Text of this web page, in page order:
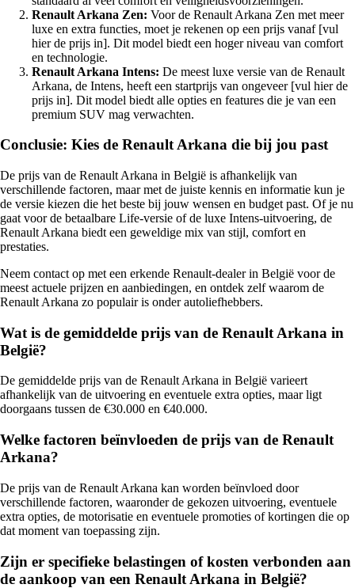
Renault Arkana Zen: Voor de Renault Arkana Zen met meer
luxe en extra functies, moet je rekenen op een prijs vanaf [vul
hier de prijs in]. Dit model biedt een hoger niveau van comfort
en technologie.
Renault Arkana Intens: De meest luxe versie van de Renault
Arkana, de Intens, heeft een startprijs van ongeveer [vul hier de
prijs in]. Dit model biedt alle opties en features die je van een
premium SUV mag verwachten.
Conclusie: Kies de Renault Arkana die bij jou past
De prijs van de Renault Arkana in België is afhankelijk van
verschillende factoren, maar met de juiste kennis en informatie kun je
de versie kiezen die het beste bij jouw wensen en budget past. Of je nu
gaat voor de betaalbare Life-versie of de luxe Intens-uitvoering, de
Renault Arkana biedt een geweldige mix van stijl, comfort en
prestaties.
Neem contact op met een erkende Renault-dealer in België voor de
meest actuele prijzen en aanbiedingen, en ontdek zelf waarom de
Renault Arkana zo populair is onder autoliefhebbers.
Wat is de gemiddelde prijs van de Renault Arkana in
België?
De gemiddelde prijs van de Renault Arkana in België varieert
afhankelijk van de uitvoering en eventuele extra opties, maar ligt
doorgaans tussen de €30.000 en €40.000.
Welke factoren beïnvloeden de prijs van de Renault
Arkana?
De prijs van de Renault Arkana kan worden beïnvloed door
verschillende factoren, waaronder de gekozen uitvoering, eventuele
extra opties, de motorisatie en eventuele promoties of kortingen die op
dat moment van toepassing zijn.
Zijn er specifieke belastingen of kosten verbonden aan
de aankoop van een Renault Arkana in België?